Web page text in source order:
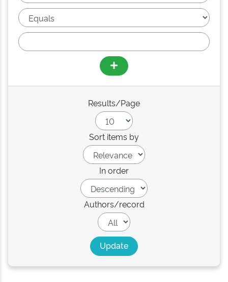
Results/Page
Sort items by
In order
Authors/record